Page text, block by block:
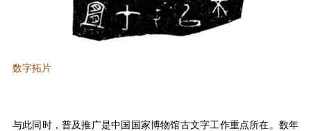
数字拓片
与此同时，普及推广是中国国家博物馆古文字工作重点所在。数年